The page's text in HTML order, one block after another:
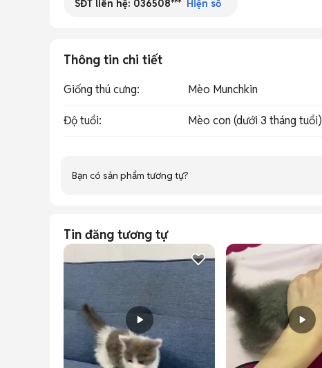
SĐT liên hệ: 036508*** Hiện số
Thông tin chi tiết
Giống thú cưng: Mèo Munchkin
Độ tuổi: Mèo con (dưới 3 tháng tuổi)
Bạn có sản phẩm tương tự?
Tin đăng tương tự